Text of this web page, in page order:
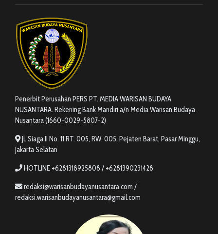
Penerbit Perusahan PERS PT. MEDIA WARISAN BUDAYA
NUSANTARA. Rekening Bank Mandiri a/n Media Warisan Budaya
Nusantara (1660-0029-5807-2)
Jl. Siaga II No. 11 RT. 005, RW. 005, Pejaten Barat, Pasar Minggu,
Jakarta Selatan
HOTLINE +6281318925808 / +6281390231428
redaksi@warisanbudayanusantara.com /
redaksi.warisanbudayanusantara@gmail.com